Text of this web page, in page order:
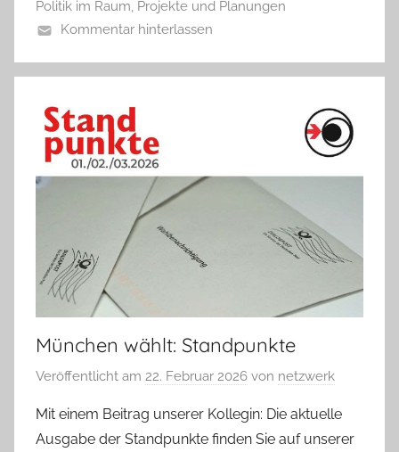
Politik im Raum, Projekte und Planungen
Kommentar hinterlassen
München wählt: Standpunkte
Veröffentlicht am 22. Februar 2026 von netzwerk
Mit einem Beitrag unserer Kollegin: Die aktuelle
Ausgabe der Standpunkte finden Sie auf unserer